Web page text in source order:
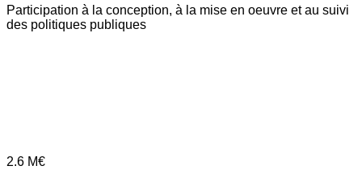
Participation à la conception, à la mise en oeuvre et au suivi
des politiques publiques
2.6 M€